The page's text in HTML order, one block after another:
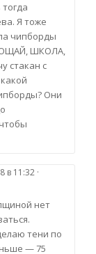
Я тоже
чипборды
ШКОЛА,
стакан с
Они
в 11:32 ·
нет
тени по
— 75